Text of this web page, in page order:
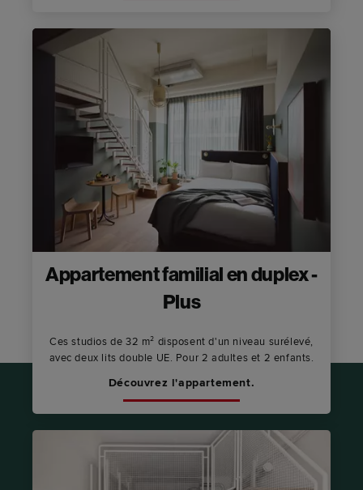
Appartement familial en duplex -
Plus
Ces studios de 32 m² disposent d'un niveau surélevé,
avec deux lits double UE. Pour 2 adultes et 2 enfants.
Découvrez l'appartement.